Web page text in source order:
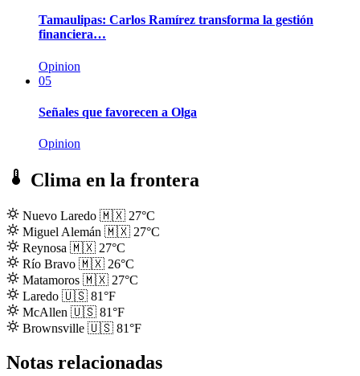
Tamaulipas: Carlos Ramírez transforma la gestión
financiera…
Opinion
05
Señales que favorecen a Olga
Opinion
Clima en la frontera
Nuevo Laredo 🇲🇽 27°C
Miguel Alemán 🇲🇽 27°C
Reynosa 🇲🇽 27°C
Río Bravo 🇲🇽 26°C
Matamoros 🇲🇽 27°C
Laredo 🇺🇸 81°F
McAllen 🇺🇸 81°F
Brownsville 🇺🇸 81°F
Notas relacionadas